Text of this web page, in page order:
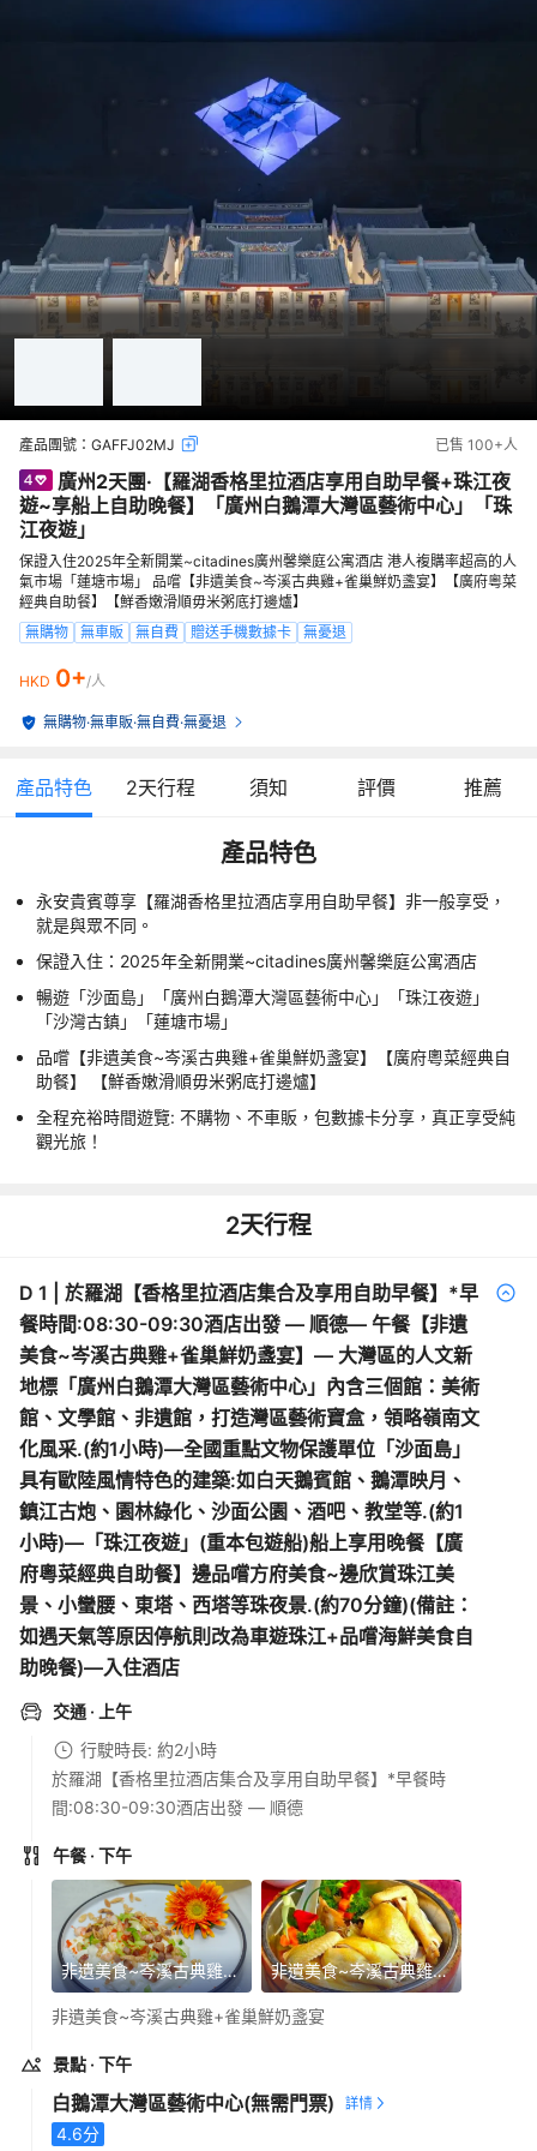
產品團號： GAFFJ02MJ 已售 100+人
廣州2天團·【羅湖香格里拉酒店享用自助早餐+珠江夜
遊~享船上自助晚餐】「廣州白鵝潭大灣區藝術中心」「珠
江夜遊」
保證入住2025年全新開業~citadines廣州馨樂庭公寓酒店 港人複購率超高的人
氣市場「蓮塘市場」 品嚐【非遺美食~岑溪古典雞+雀巢鮮奶盞宴】【廣府粵菜
經典自助餐】【鮮香嫩滑順毋米粥底打邊爐】
無購物
無車販 無自費 贈送手機數據卡 無憂退
HKD 0+/人
無購物·無車販·無自費·無憂退
產品特色 2天行程 須知 評價 推薦
產品特色
永安貴賓尊享【羅湖香格里拉酒店享用自助早餐】非一般享受，
就是與眾不同。
保證入住：2025年全新開業~citadines廣州馨樂庭公寓酒店
暢遊「沙面島」「廣州白鵝潭大灣區藝術中心」「珠江夜遊」
「沙灣古鎮」「蓮塘市場」
品嚐【非遺美食~岑溪古典雞+雀巢鮮奶盞宴】【廣府粵菜經典自
助餐】 【鮮香嫩滑順毋米粥底打邊爐】
全程充裕時間遊覽: 不購物、不車販，包數據卡分享，真正享受純
觀光旅！
2天行程
D 1
於羅湖【香格里拉酒店集合及享用自助早餐】*早
餐時間:08:30-09:30酒店出發 — 順德— 午餐【非遺
美食~岑溪古典雞+雀巢鮮奶盞宴】— 大灣區的人文新
地標「廣州白鵝潭大灣區藝術中心」內含三個館：美術
館、文學館、非遺館，打造灣區藝術寶盒，領略嶺南文
化風采.(約1小時)—全國重點文物保護單位「沙面島」
具有歐陸風情特色的建築:如白天鵝賓館、鵝潭映月、
鎮江古炮、園林綠化、沙面公園、酒吧、教堂等.(約1
小時)—「珠江夜遊」(重本包遊船)船上享用晚餐【廣
府粵菜經典自助餐】邊品嚐方府美食~邊欣賞珠江美
景、小蠻腰、東塔、西塔等珠夜景.(約70分鐘)(備註：
如遇天氣等原因停航則改為車遊珠江+品嚐海鮮美食自
助晚餐)—入住酒店
交通 · 上午
行駛時長: 約2小時
於羅湖【香格里拉酒店集合及享用自助早餐】*早餐時
間:08:30-09:30酒店出發 — 順德
午餐 · 下午
非遺美食~岑溪古典雞+雀巢鮮奶盞宴 非遺美食~岑溪古典雞+雀巢鮮奶盞宴
非遺美食~岑溪古典雞+雀巢鮮奶盞宴
景點 · 下午
白鵝潭大灣區藝術中心(無需門票)
4.6分